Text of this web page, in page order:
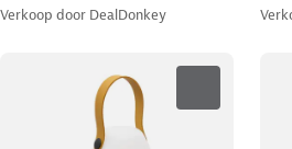
Verkoop door DealDonkey